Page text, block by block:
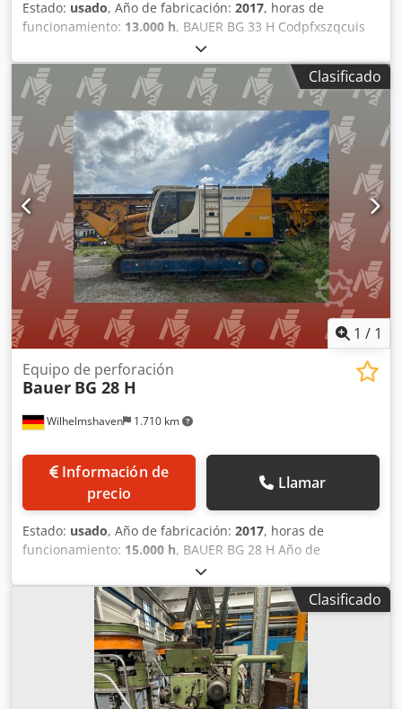
Estado: usado, Año de fabricación: 2017, horas de
funcionamiento: 13.000 h, BAUER BG 33 H Codpfxszqcuis
Agpsha Año de fabricación: 2017 Horas de funcionamiento:
aproximadamente 13000 Torre superior: BAUER BT 75 Más
información bajo petición.
Clasificado
1 / 1
Wilhelmshaven 1.710 km
Equipo de perforación
Bauer BG 28 H
Información de
precio
Llamar
Estado: usado, Año de fabricación: 2017, horas de
funcionamiento: 15.000 h, BAUER BG 28 H Año de
fabricación: 2017 Horas de funcionamiento:
aproximadamente 15.000 Chodpfx Agszqct Eopja
Superestructura: BAUER BT 75 Para más información,
póngase en contacto con nosotros.
Clasificado